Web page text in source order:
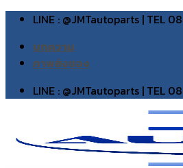
Skip
content
LINE : @JMTautoparts | TEL
บทความ
ภาพส่งของ
LINE : @JMTautoparts | TEL